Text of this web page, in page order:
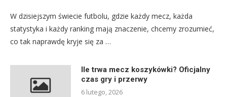
W dzisiejszym świecie futbolu, gdzie każdy mecz, każda
statystyka i każdy ranking mają znaczenie, chcemy zrozumieć,
co tak naprawdę kryje się za …
Ile trwa mecz koszykówki? Oficjalny
czas gry i przerwy
6 lutego, 2026